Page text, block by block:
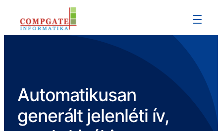
Automatikusan
generált jelenléti ív,